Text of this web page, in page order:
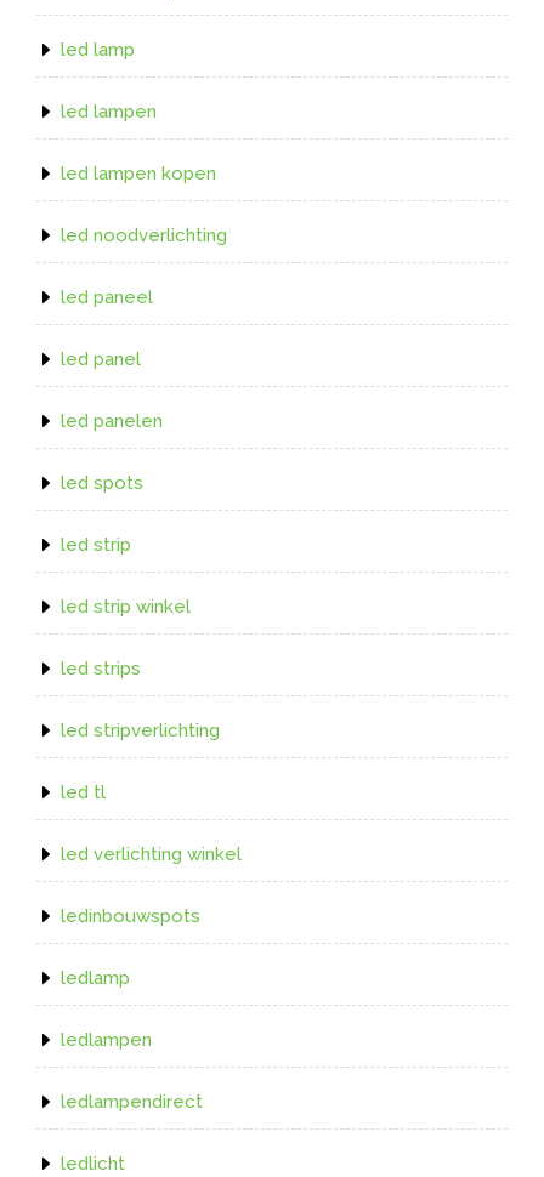
led lamp
led lampen
led lampen kopen
led noodverlichting
led paneel
led panel
led panelen
led spots
led strip
led strip winkel
led strips
led stripverlichting
led tl
led verlichting winkel
ledinbouwspots
ledlamp
ledlampen
ledlampendirect
ledlicht